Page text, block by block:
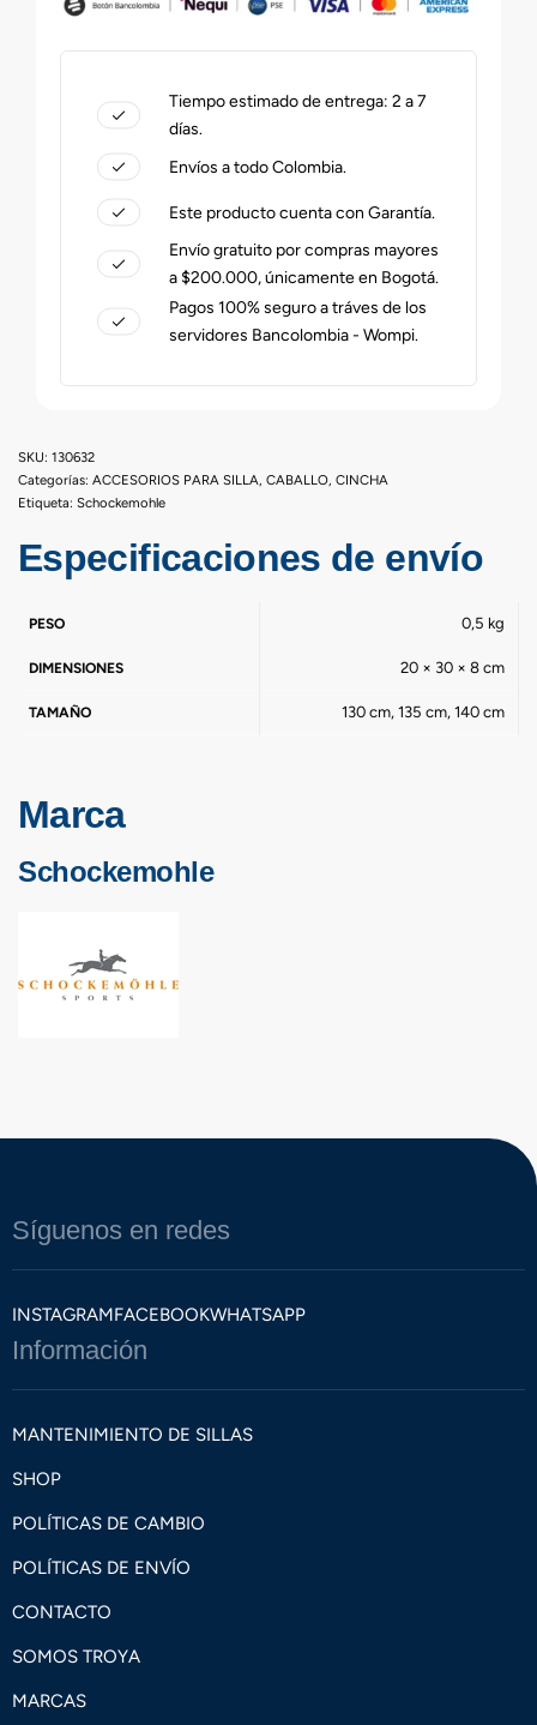
Tiempo estimado de entrega: 2 a 7
días.
Envíos a todo Colombia.
Este producto cuenta con Garantía.
Envío gratuito por compras mayores
a $200.000, únicamente en Bogotá.
Pagos 100% seguro a tráves de los
servidores Bancolombia - Wompi.
130632
Categorías: ACCESORIOS PARA SILLA, CABALLO, CINCHA
Etiqueta: Schockemohle
Especificaciones de envío
PESO 0,5 kg
DIMENSIONES 20 × 30 × 8 cm
TAMAÑO 130 cm, 135 cm, 140 cm
Marca
Schockemohle
Síguenos en redes
INSTAGRAMFACEBOOKWHATSAPP
Información
MANTENIMIENTO DE SILLAS
SHOP
POLÍTICAS DE CAMBIO
POLÍTICAS DE ENVÍO
CONTACTO
SOMOS TROYA
MARCAS